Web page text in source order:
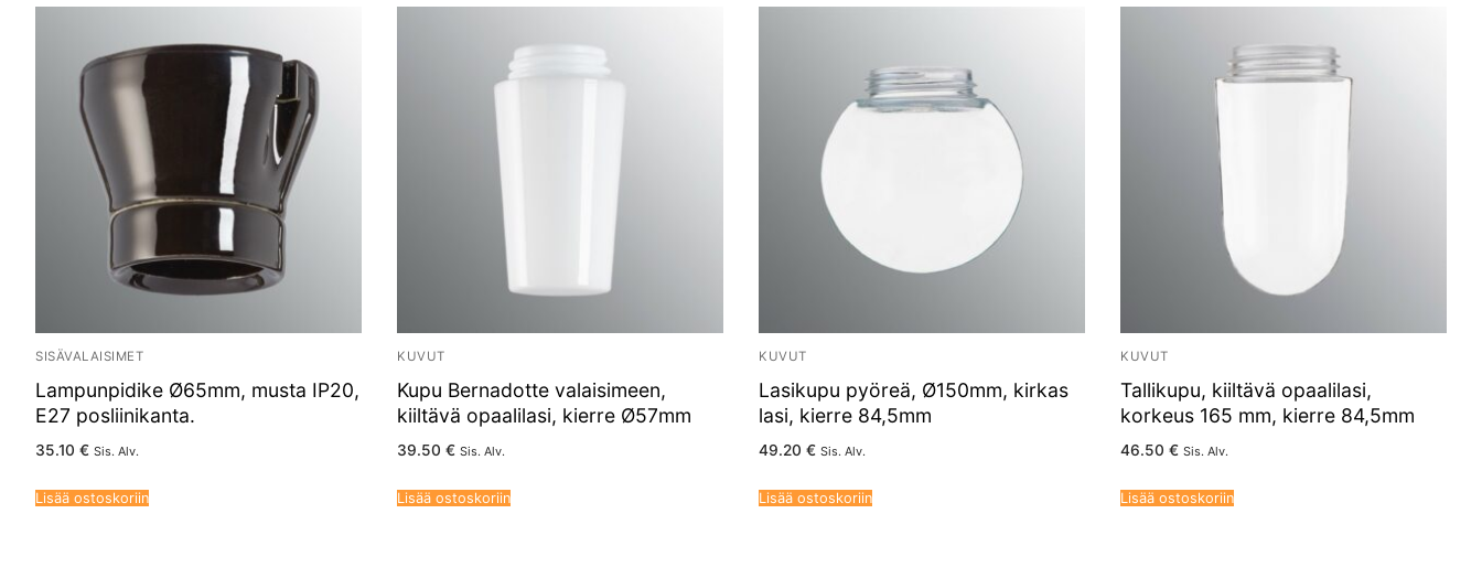
SISÄVALAISIMET
Lampunpidike Ø65mm, musta IP20,
E27 posliinikanta.
35.10 € Sis. Alv.
Lisää ostoskoriin
KUVUT
Kupu Bernadotte valaisimeen,
kiiltävä opaalilasi, kierre Ø57mm
39.50 € Sis. Alv.
Lisää ostoskoriin
KUVUT
Lasikupu pyöreä, Ø150mm, kirkas
lasi, kierre 84,5mm
49.20 € Sis. Alv.
Lisää ostoskoriin
KUVUT
Tallikupu, kiiltävä opaalilasi,
korkeus 165 mm, kierre 84,5mm
46.50 € Sis. Alv.
Lisää ostoskoriin